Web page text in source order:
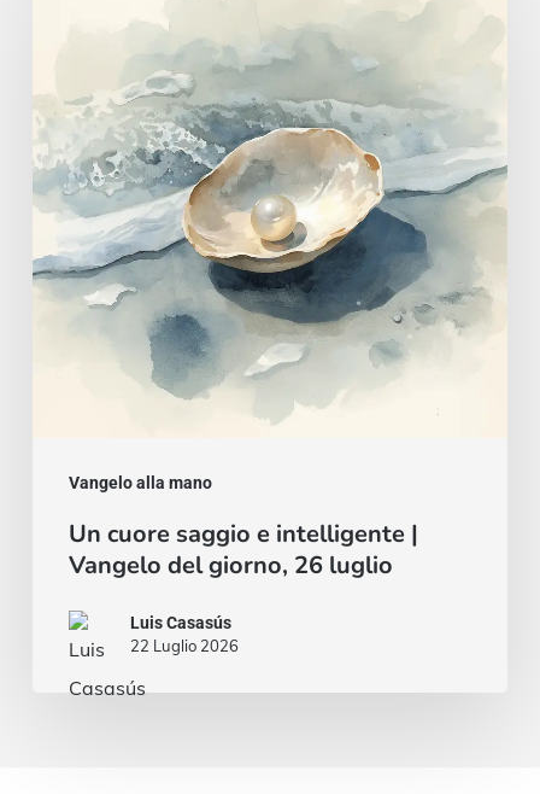
Vangelo alla mano
intelligente
|
Vangelo
del
giorno,
Un cuore saggio e intelligente |
Vangelo del giorno, 26 luglio
Luis Casasús
22 Luglio 2026